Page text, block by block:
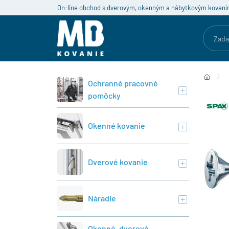
On-line obchod s dverovým, okenným a nábytkovým
Ochranné pracovné
pomôcky
Okenné kovanie
Dverové kovanie
Náradie